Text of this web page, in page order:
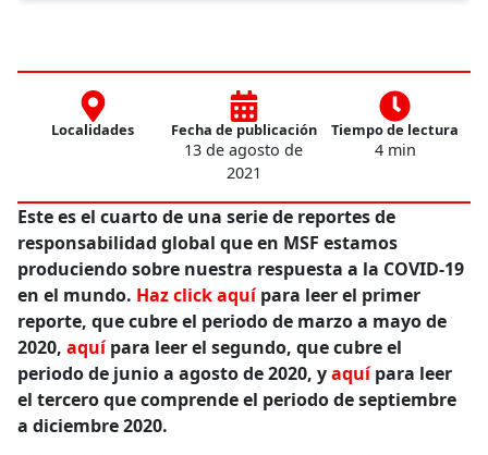
Localidades Fecha de publicación
13 de agosto de
2021
Tiempo de lectura
4 min
Este es el cuarto de una serie de reportes de
responsabilidad global que en MSF estamos
produciendo sobre nuestra respuesta a la COVID-19
en el mundo. Haz click aquípara leer el primer
reporte, que cubre el periodo de marzo a mayo de
2020, aquípara leer el segundo, que cubre el
periodo de junio a agosto de 2020, yaquípara leer
el tercero que comprende el periodo de septiembre
a diciembre 2020.